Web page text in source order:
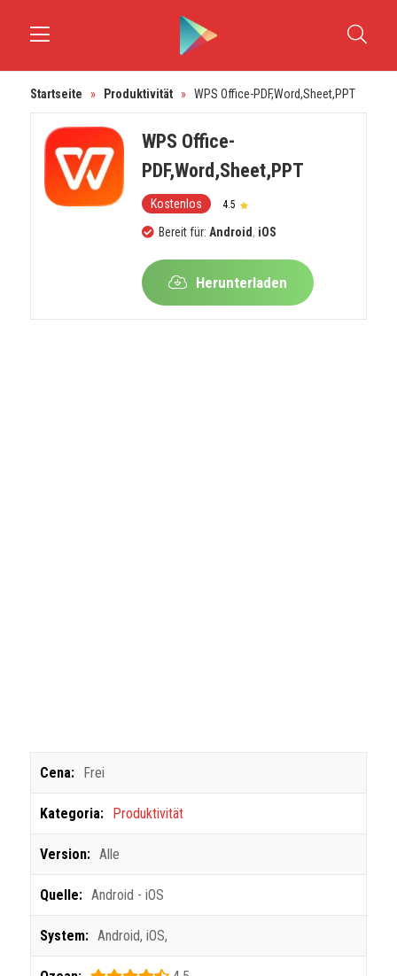
Startseite » Produktivität » WPS Office-PDF,Word,Sheet,PPT
WPS Office-
PDF,Word,Sheet,PPT
Kostenlos 4.5
Bereit für: Android , iOS
Herunterladen
Cena: Frei
Kategoria: Produktivität
Version: Alle
Quelle: Android - iOS
System: Android, iOS,